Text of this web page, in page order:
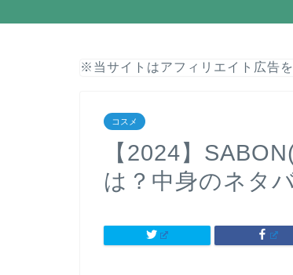
※当サイトはアフィリエイト広告を
コスメ
【2024】
は？中身のネタ